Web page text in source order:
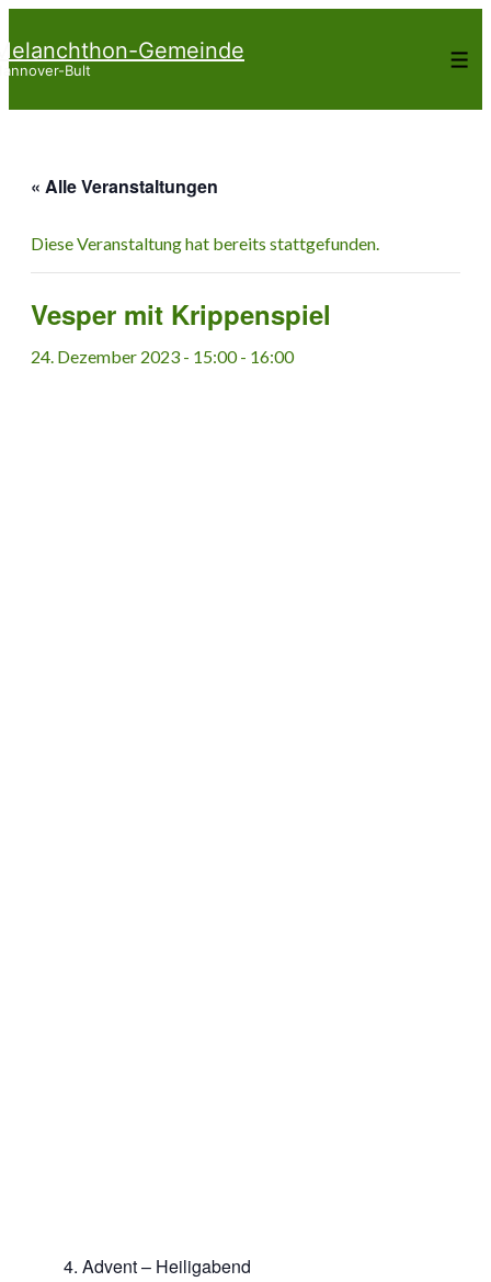
Zum
Gemeinde
Bult
« Alle Veranstaltungen
Diese Veranstaltung hat bereits stattgefunden.
Vesper mit Krippenspiel
24. Dezember 2023 - 15:00- 16:00
4. Advent – Heiligabend